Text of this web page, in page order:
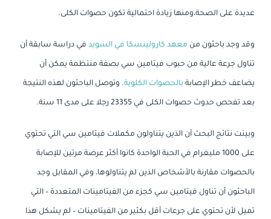
عديدة على الصحة،ومنها زيادة احتمالية تكون حصوات الكلى.
وقد وجد باحثون من معهد كارولينسكا في السويدفي دراسة سابقة أن
تناول جرعة عالية من حبوب فيتامين سي بصفة منتظمة يمكن أن
يضاعف خطر الإصابة بالحصوات الكلوية. وتوصل الباحثون لهذه النتيجة
بعد تفحص حدوث حصوات الكلى في 23355 رجلا على مدى 11 سنة.
وبينت نتائج البحث أن الذين يتناولون مكملات فيتامين سي التي تحتوي
على 1000 مليغرام في الحبة الواحدة كانوا أكثر عرضة مرتين للإصابة
بالحصوات مقارنة بالأشخاص الذين لم يتناولوها، وفي المقابل وجد
الباحثون أن تناول فيتامين سي كجزء من الفيتامينات المتعددة – التي
تميل لأن تحتوي على جرعات أقل بكثير من الفيتامينات – لم يشكل هذا